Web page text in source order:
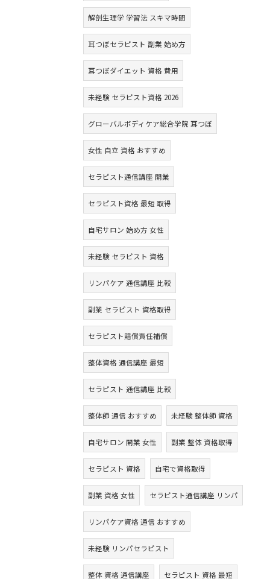
解剖生理学 学習法 スキマ時間
耳つぼセラピスト 副業 始め方
耳つぼダイエット 資格 費用
未経験 セラピスト資格 2026
グローバルボディケア総合学院 耳つぼ
女性 自立 資格 おすすめ
セラピスト通信講座 開業
セラピスト資格 最短 取得
自宅サロン 始め方 女性
未経験 セラピスト 資格
リンパケア 通信講座 比較
副業 セラピスト 資格取得
セラピスト賠償責任補償
整体資格 通信講座 最短
セラピスト 通信講座 比較
整体師 通信 おすすめ 未経験 整体師 資格
自宅サロン 開業 女性 副業 整体 資格取得
セラピスト 資格 自宅で資格取得
副業 資格 女性 セラピスト通信講座 リンパ
リンパケア資格 通信 おすすめ
未経験 リンパセラピスト
整体 資格 通信講座 セラピスト 資格 最短